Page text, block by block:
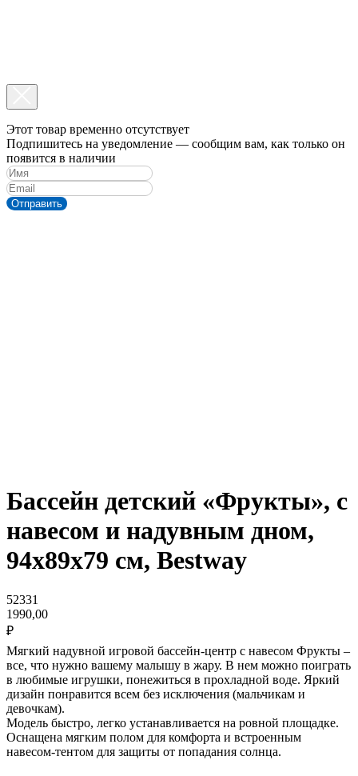
Этот товар временно отсутствует
Подпишитесь на уведомление — сообщим вам, как только он
появится в наличии
Отправить
Бассейн детский «Фрукты», с
навесом и надувным дном,
94х89х79 см, Bestway
52331
1990,00
₽
Мягкий надувной игровой бассейн-центр с навесом Фрукты –
все, что нужно вашему малышу в жару. В нем можно поиграть
в любимые игрушки, понежиться в прохладной воде. Яркий
дизайн понравится всем без исключения (мальчикам и
девочкам).
Модель быстро, легко устанавливается на ровной площадке.
Оснащена мягким полом для комфорта и встроенным
навесом-тентом для защиты от попадания солнца.